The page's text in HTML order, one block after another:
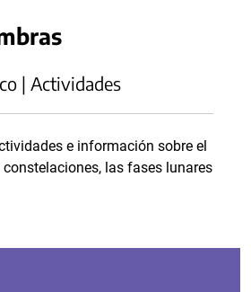
| Actividades
e información sobre el
las fases lunares